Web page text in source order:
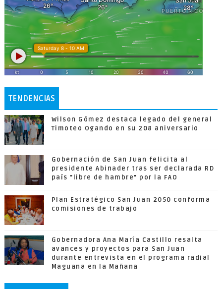
TENDENCIAS
Wilson Gómez destaca legado del general
Timoteo Ogando en su 208 aniversario
Gobernación de San Juan felicita al
presidente Abinader tras ser declarada RD
país "libre de hambre" por la FAO
Plan Estratégico San Juan 2050 conforma
comisiones de trabajo
Gobernadora Ana María Castillo resalta
avances y proyectos para San Juan
durante entrevista en el programa radial
Maguana en la Mañana